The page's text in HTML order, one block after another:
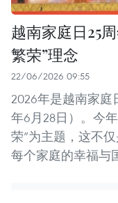
越南家庭日25
繁荣”理念
22/06/2026 09:55
2026年是越南家庭
年6月28日）。今
荣”为主题，这不
每个家庭的幸福与